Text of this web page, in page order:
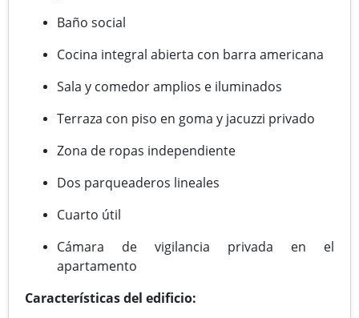
Baño social
Cocina integral abierta con barra americana
Sala y comedor amplios e iluminados
Terraza con piso en goma y jacuzzi privado
Zona de ropas independiente
Dos parqueaderos lineales
Cuarto útil
Cámara de vigilancia privada en el
apartamento
Características del edificio: